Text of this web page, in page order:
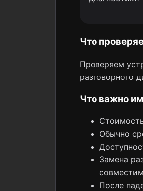
Что
Проверяем
разговорного
Что важно
Обычно
Замена
После